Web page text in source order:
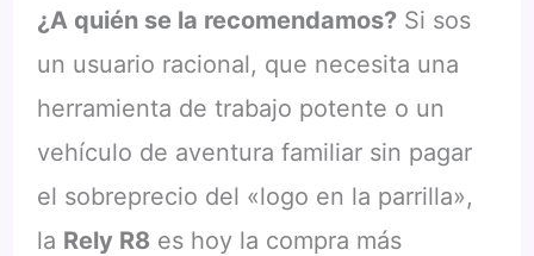
¿A quién se la recomendamos?Si sos
un usuario racional, que necesita una
herramienta de trabajo potente o un
vehículo de aventura familiar sin pagar
el sobreprecio del «logo en la parrilla»,
la Rely R8 es hoy la compra más